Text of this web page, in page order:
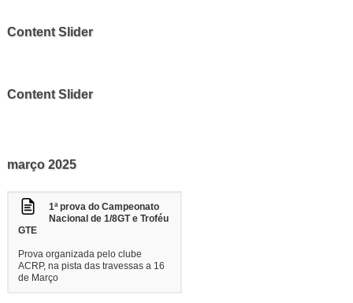
Content Slider
Content Slider
março 2025
1ª prova do Campeonato
Nacional de 1/8GT e Troféu
GTE
Prova organizada pelo clube
ACRP, na pista das travessas a 16
de Março